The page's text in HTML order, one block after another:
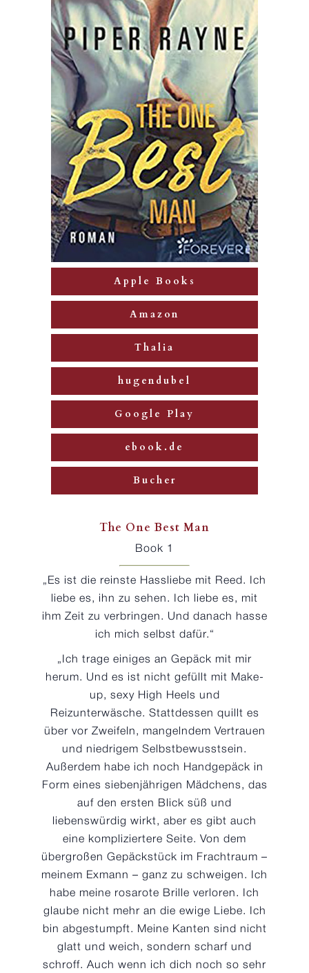
Apple Books
Amazon
Thalia
hugendubel
Google Play
ebook.de
Bucher
The One Best Man
Book 1
„Es ist die reinste Hassliebe mit Reed. Ich
liebe es, ihn zu sehen. Ich liebe es, mit
ihm Zeit zu verbringen. Und danach hasse
ich mich selbst dafür.“
„Ich trage einiges an Gepäck mit mir
herum. Und es ist nicht gefüllt mit Make-
up, sexy High Heels und
Reizunterwäsche. Stattdessen quillt es
über vor Zweifeln, mangelndem Vertrauen
und niedrigem Selbstbewusstsein.
Außerdem habe ich noch Handgepäck in
Form eines siebenjährigen Mädchens, das
auf den ersten Blick süß und
liebenswürdig wirkt, aber es gibt auch
eine kompliziertere Seite. Von dem
übergroßen Gepäckstück im Frachtraum –
meinem Exmann – ganz zu schweigen. Ich
habe meine rosarote Brille verloren. Ich
glaube nicht mehr an die ewige Liebe. Ich
bin abgestumpft. Meine Kanten sind nicht
glatt und weich, sondern scharf und
schroff. Auch wenn ich dich noch so sehr